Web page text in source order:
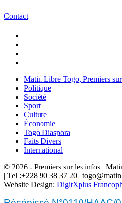
Contact
Matin Libre Togo, Premiers
Politique
Société
Sport
Culture
Économie
Togo Diaspora
Faits Divers
International
© 2026 - Premiers sur les infos |
| Tel :+228 90 38 37 20 |
Website Design: DigitXplus